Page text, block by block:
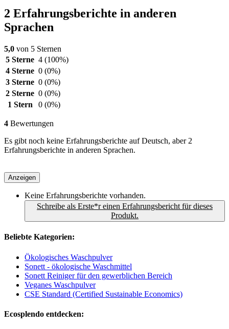
2 Erfahrungsberichte in anderen
Sprachen
5,0 von 5 Sternen
5 Sterne 4 (100%)
4 Sterne 0 (0%)
3 Sterne 0 (0%)
2 Sterne 0 (0%)
1 Stern
0 (0%)
4 Bewertungen
Es gibt noch keine Erfahrungsberichte auf Deutsch, aber 2
Erfahrungsberichte in anderen Sprachen.
Anzeigen
Keine Erfahrungsberichte vorhanden.
Schreibe als Erste*r einen Erfahrungsbericht für dieses
Produkt.
Beliebte Kategorien:
Ökologisches Waschpulver
Sonett - ökologische Waschmittel
Sonett Reiniger für den gewerblichen Bereich
Veganes Waschpulver
CSE Standard (Certified Sustainable Economics)
Ecosplendo entdecken: